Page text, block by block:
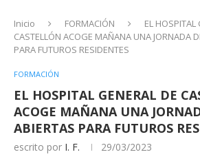
Inicio FORMACIÓN
EL HOSPITAL
CASTELLÓN ACOGE MAÑANA UNA JORNADA
PARA FUTUROS RESIDENTES
FORMACIÓN
EL HOSPITAL GENERAL DE
ACOGE MAÑANA UNA
ABIERTAS PARA FUTUROS
escrito por I. F. 29/03/2023